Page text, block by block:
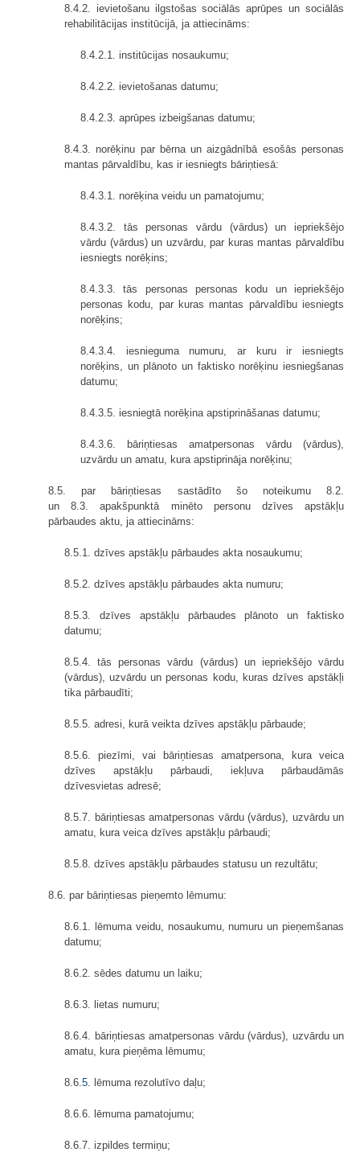
8.4.2. ievietošanu ilgstošas sociālās aprūpes un sociālās
rehabilitācijas institūcijā, ja attiecināms:
8.4.2.1. institūcijas nosaukumu;
8.4.2.2. ievietošanas datumu;
8.4.2.3. aprūpes izbeigšanas datumu;
8.4.3. norēķinu par bērna un aizgādnībā esošās personas
mantas pārvaldību, kas ir iesniegts bāriņtiesā:
8.4.3.1. norēķina veidu un pamatojumu;
8.4.3.2. tās personas vārdu (vārdus) un iepriekšējo
vārdu (vārdus) un uzvārdu, par kuras mantas pārvaldību
iesniegts norēķins;
8.4.3.3. tās personas personas kodu un iepriekšējo
personas kodu, par kuras mantas pārvaldību iesniegts
norēķins;
8.4.3.4. iesnieguma numuru, ar kuru ir iesniegts
norēķins, un plānoto un faktisko norēķinu iesniegšanas
datumu;
8.4.3.5. iesniegtā norēķina apstiprināšanas datumu;
8.4.3.6. bāriņtiesas amatpersonas vārdu (vārdus),
uzvārdu un amatu, kura apstiprināja norēķinu;
8.5. par bāriņtiesas sastādīto šo noteikumu 8.2.
un 8.3. apakšpunktā minēto personu dzīves apstākļu
pārbaudes aktu, ja attiecināms:
8.5.1. dzīves apstākļu pārbaudes akta nosaukumu;
8.5.2. dzīves apstākļu pārbaudes akta numuru;
8.5.3. dzīves apstākļu pārbaudes plānoto un faktisko
datumu;
8.5.4. tās personas vārdu (vārdus) un iepriekšējo vārdu
(vārdus), uzvārdu un personas kodu, kuras dzīves apstākļi
tika pārbaudīti;
8.5.5. adresi, kurā veikta dzīves apstākļu pārbaude;
8.5.6. piezīmi, vai bāriņtiesas amatpersona, kura veica
dzīves apstākļu pārbaudi, iekļuva pārbaudāmās
dzīvesvietas adresē;
8.5.7. bāriņtiesas amatpersonas vārdu (vārdus), uzvārdu un
amatu, kura veica dzīves apstākļu pārbaudi;
8.5.8. dzīves apstākļu pārbaudes statusu un rezultātu;
8.6. par bāriņtiesas pieņemto lēmumu:
8.6.1. lēmuma veidu, nosaukumu, numuru un pieņemšanas
datumu;
8.6.2. sēdes datumu un laiku;
8.6.3. lietas numuru;
8.6.4. bāriņtiesas amatpersonas vārdu (vārdus), uzvārdu un
amatu, kura pieņēma lēmumu;
8.6. 5. lēmuma rezolutīvo daļu;
8.6.6. lēmuma pamatojumu;
8.6.7. izpildes termiņu;